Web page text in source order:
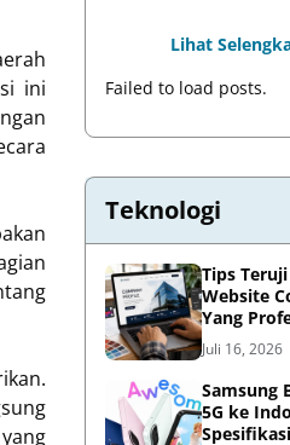
ini
Lihat
Failed to load posts.
Teknologi
Tips
Website
Yang
Juli 16, 2026
Samsung
5G ke